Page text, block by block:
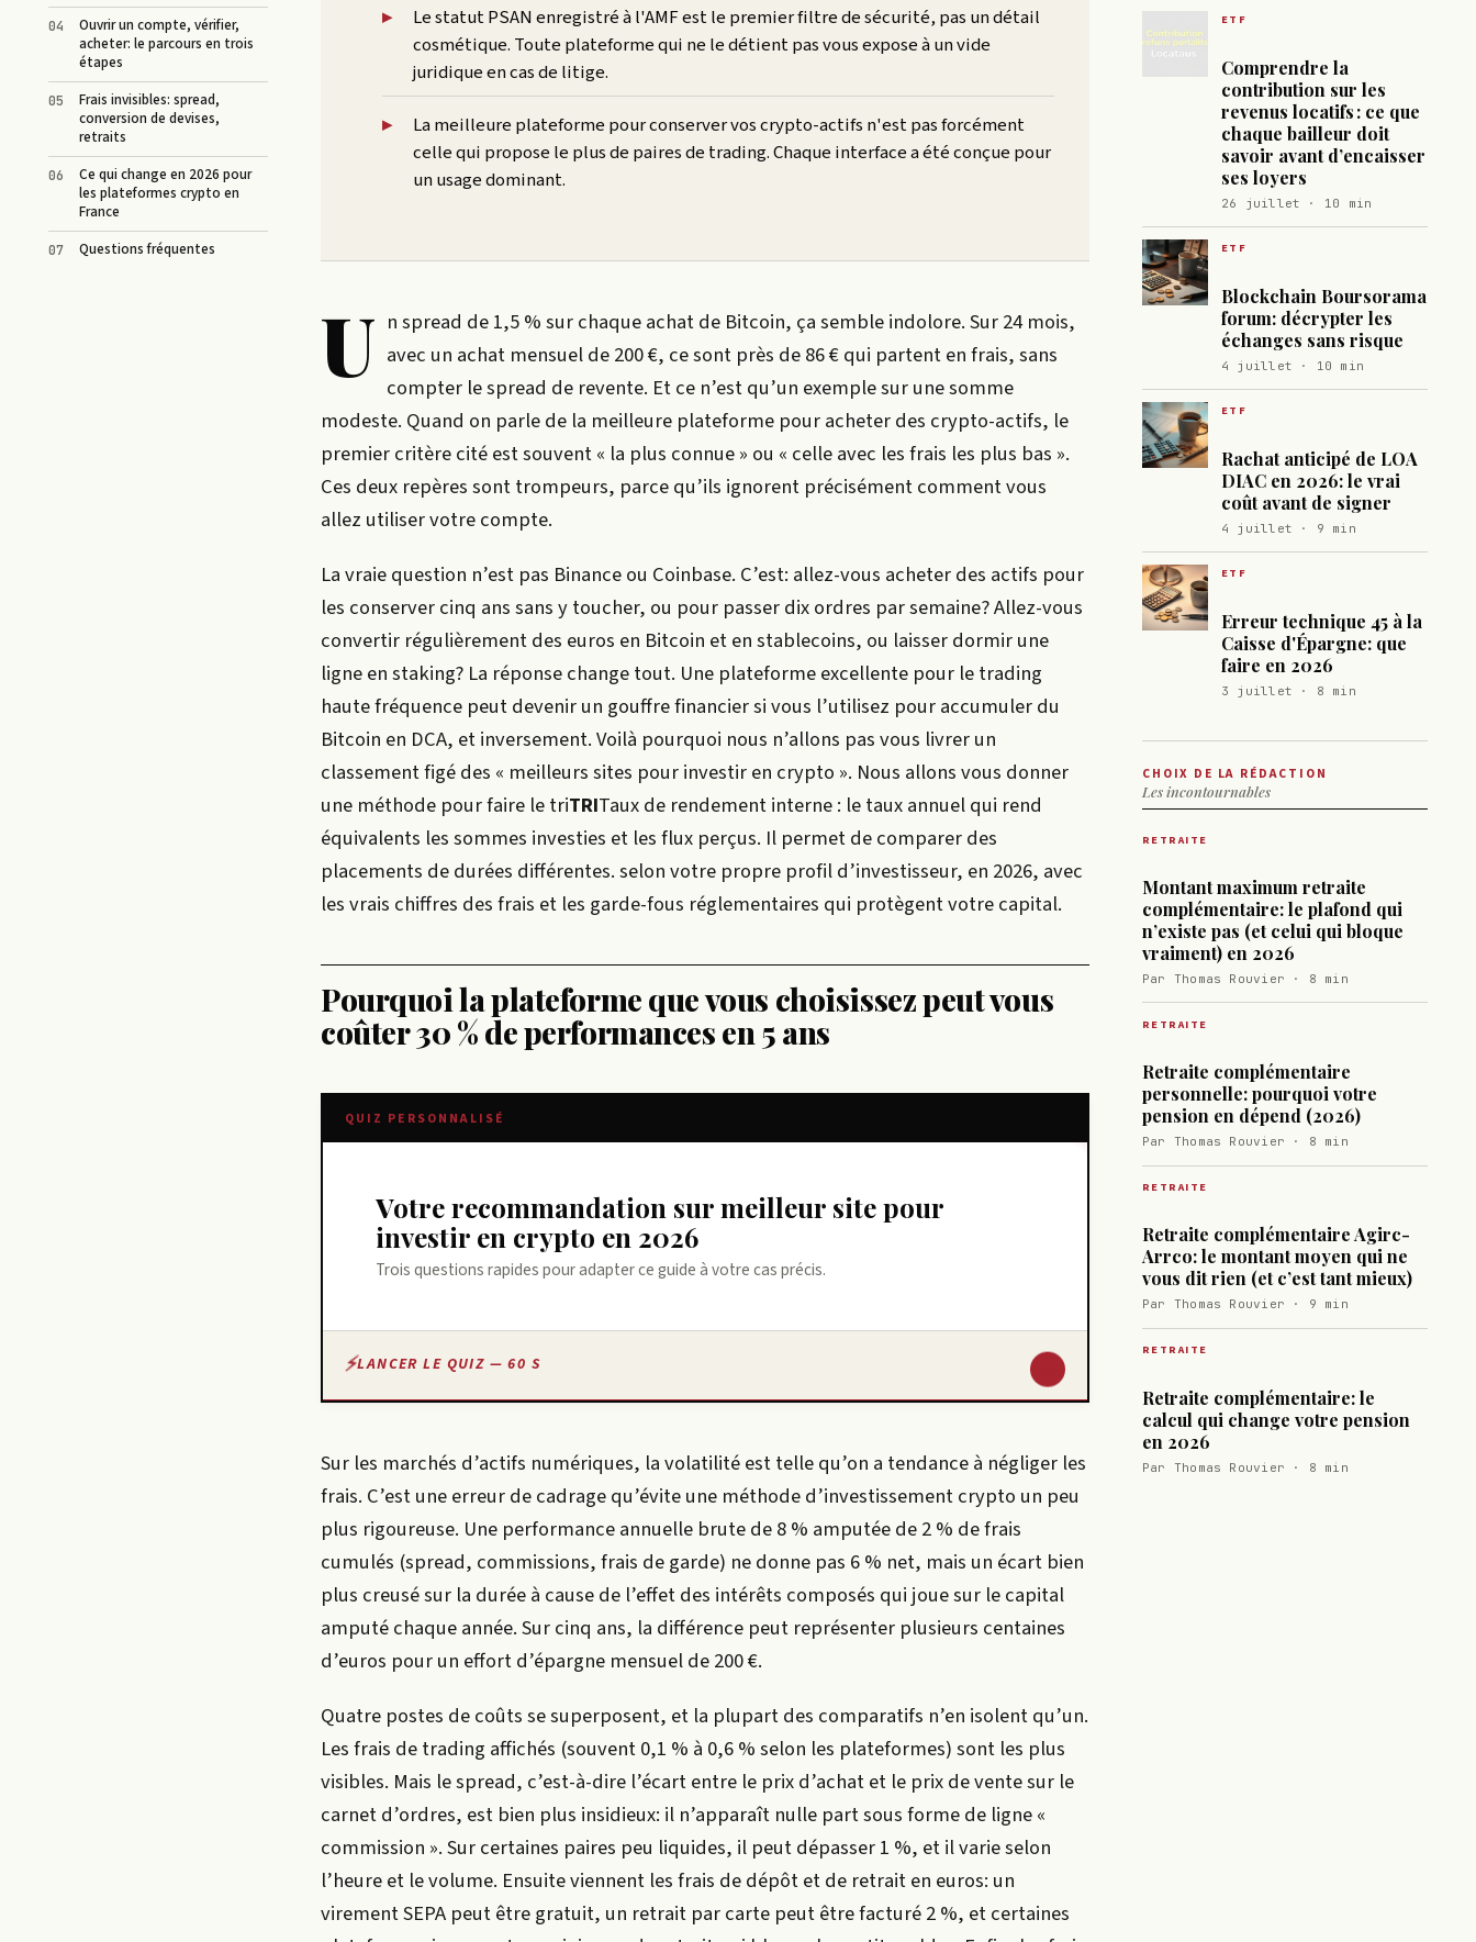
Ouvrir un compte, vérifier,
acheter: le parcours en trois
étapes
Frais invisibles: spread,
conversion de devises,
retraits
Ce qui change en 2026 pour
les plateformes crypto en
France
Questions fréquentes
Le statut PSAN enregistré à l'AMF est le premier filtre de sécurité, pas un détail
cosmétique. Toute plateforme qui ne le détient pas vous expose à un vide
juridique en cas de litige.
La meilleure plateforme pour conserver vos crypto-actifs n'est pas forcément
celle qui propose le plus de paires de trading. Chaque interface a été conçue pour
un usage dominant.
U n spread de 1,5 % sur chaque achat de Bitcoin, ça semble indolore. Sur 24 mois,
avec un achat mensuel de 200 €, ce sont près de 86 € qui partent en frais, sans
compter le spread de revente. Et ce n’est qu’un exemple sur une somme
modeste. Quand on parle de la meilleure plateforme pour acheter des crypto-actifs, le
premier critère cité est souvent « la plus connue » ou « celle avec les frais les plus bas ».
Ces deux repères sont trompeurs, parce qu’ils ignorent précisément comment vous
allez utiliser votre compte.
La vraie question n’est pas Binance ou Coinbase. C’est: allez-vous acheter des actifs pour
les conserver cinq ans sans y toucher, ou pour passer dix ordres par semaine? Allez-vous
convertir régulièrement des euros en Bitcoin et en stablecoins, ou laisser dormir une
ligne en staking? La réponse change tout. Une plateforme excellente pour le trading
haute fréquence peut devenir un gouffre financier si vous l’utilisez pour accumuler du
Bitcoin en DCA, et inversement. Voilà pourquoi nous n’allons pas vous livrer un
classement figé des « meilleurs sites pour investir en crypto ». Nous allons vous donner
une méthode pour faire letriTRITaux de rendement interne : le taux annuel qui rend
équivalents les sommes investies et les flux perçus. Il permet de comparer des
placements de durées différentes.selon votre propre profil d’investisseur, en 2026, avec
les vrais chiffres des frais et les garde-fous réglementaires qui protègent votre capital.
Pourquoi la plateforme que vous choisissez peut vous
coûter 30 % de performances en 5 ans
QUIZ PERSONNALISÉ
Votre recommandation sur meilleur site pour
investir en crypto en 2026
Trois questions rapides pour adapter ce guide à votre cas précis.
LANCER LE QUIZ — 60 S ↓
Sur les marchés d’actifs numériques, la volatilité est telle qu’on a tendance à négliger les
frais. C’est une erreur de cadrage qu’évite une méthode d’investissement crypto un peu
plus rigoureuse. Une performance annuelle brute de 8 % amputée de 2 % de frais
cumulés (spread, commissions, frais de garde) ne donne pas 6 % net, mais un écart bien
plus creusé sur la durée à cause de l’effet des intérêts composés qui joue sur le capital
amputé chaque année. Sur cinq ans, la différence peut représenter plusieurs centaines
d’euros pour un effort d’épargne mensuel de 200 €.
Quatre postes de coûts se superposent, et la plupart des comparatifs n’en isolent qu’un.
Les frais de trading affichés (souvent 0,1 % à 0,6 % selon les plateformes) sont les plus
visibles. Mais le spread, c’est-à-dire l’écart entre le prix d’achat et le prix de vente sur le
carnet d’ordres, est bien plus insidieux: il n’apparaît nulle part sous forme de ligne «
commission ». Sur certaines paires peu liquides, il peut dépasser 1 %, et il varie selon
l’heure et le volume. Ensuite viennent les frais de dépôt et de retrait en euros: un
virement SEPA peut être gratuit, un retrait par carte peut être facturé 2 %, et certaines
ETF
Comprendre la
contribution sur les
revenus locatifs : ce que
chaque bailleur doit
savoir avant d’encaisser
ses loyers
26 juillet · 10 min
ETF
Blockchain Boursorama
forum: décrypter les
échanges sans risque
4 juillet · 10 min
ETF
Rachat anticipé de LOA
DIAC en 2026: le vrai
coût avant de signer
4 juillet · 9 min
ETF
Erreur technique 45 à la
Caisse d'Épargne: que
faire en 2026
3 juillet · 8 min
CHOIX DE LA RÉDACTION
Les incontournables
RETRAITE
Montant maximum retraite
complémentaire: le plafond qui
n’existe pas (et celui qui bloque
vraiment) en 2026
Par Thomas Rouvier · 8 min
RETRAITE
Retraite complémentaire
personnelle: pourquoi votre
pension en dépend (2026)
Par Thomas Rouvier · 8 min
RETRAITE
Retraite complémentaire Agirc-
Arrco: le montant moyen qui ne
vous dit rien (et c’est tant mieux)
Par Thomas Rouvier · 9 min
RETRAITE
Retraite complémentaire: le
calcul qui change votre pension
en 2026
Par Thomas Rouvier · 8 min